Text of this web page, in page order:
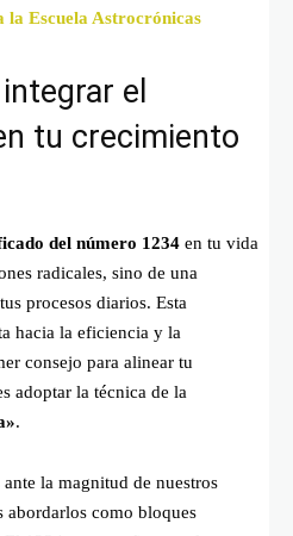
la Escuela Astrocrónicas
el
tu crecimiento
del número 1234 en tu vida
radicales, sino de una
procesos diarios. Esta
hacia la eficiencia y la
consejo para alinear tu
adoptar la técnica de la
.
la magnitud de nuestros
abordarlos como bloques